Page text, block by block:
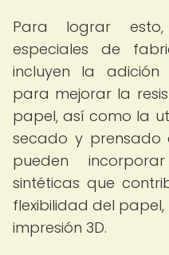
Para lograr
especiales de
incluyen la adición
para mejorar la
papel, así como la
secado y prensado
pueden
sintéticas que
flexibilidad del
impresión 3D.